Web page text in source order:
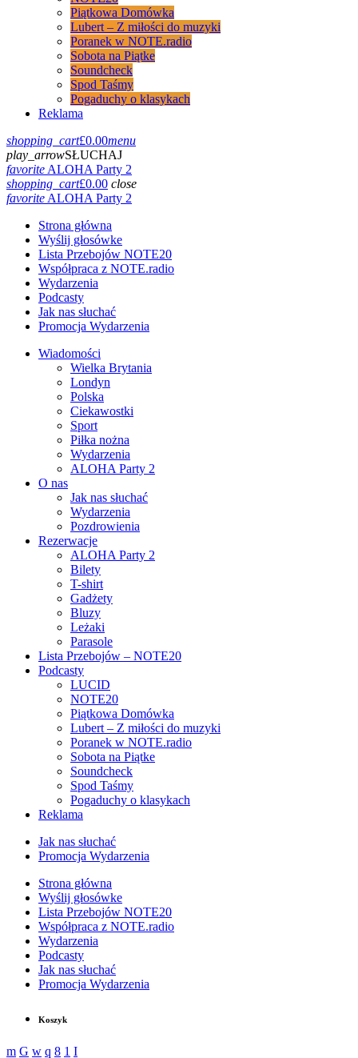
Piątkowa Domówka
Lubert – Z miłości do muzyki
Poranek w NOTE.radio
Sobota na Piątke
Soundcheck
Spod Taśmy
Pogaduchy o klasykach
Reklama
shopping_cart£0.00menu
play_arrowSŁUCHAJ
favoriteALOHA Party 2
shopping_cart£0.00 close
favoriteALOHA Party 2
Strona główna
Wyślij głosówke
Lista Przebojów NOTE20
Współpraca z NOTE.radio
Wydarzenia
Podcasty
Jak nas słuchać
Promocja Wydarzenia
Wiadomości
Wielka Brytania
Londyn
Polska
Ciekawostki
Sport
Piłka nożna
Wydarzenia
ALOHA Party 2
O nas
Jak nas słuchać
Wydarzenia
Pozdrowienia
Rezerwacje
ALOHA Party 2
Bilety
T-shirt
Gadżety
Bluzy
Leżaki
Parasole
Lista Przebojów – NOTE20
Podcasty
LUCID
NOTE20
Piątkowa Domówka
Lubert – Z miłości do muzyki
Poranek w NOTE.radio
Sobota na Piątke
Soundcheck
Spod Taśmy
Pogaduchy o klasykach
Reklama
Jak nas słuchać
Promocja Wydarzenia
Strona główna
Wyślij głosówke
Lista Przebojów NOTE20
Współpraca z NOTE.radio
Wydarzenia
Podcasty
Jak nas słuchać
Promocja Wydarzenia
Koszyk